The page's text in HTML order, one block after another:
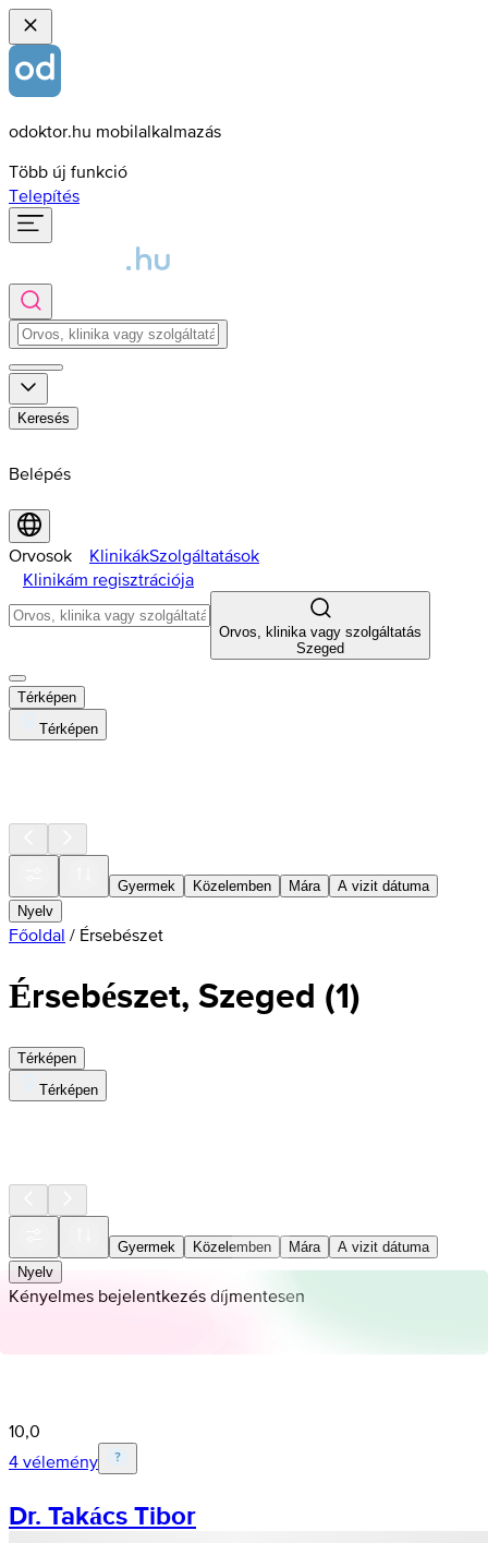
odoktor.hu mobilalkalmazás
Több új funkció
Telepítés
Keresés
Belépés
Orvosok KlinikákSzolgáltatások
Klinikám regisztrációja
Orvos, klinika vagy szolgáltatás
Szeged
Térképen
Térképen
Gyermek Közelemben Mára
A vizit dátuma
Nyelv
Főoldal / Érsebészet
Érsebészet, Szeged (1)
Térképen
Térképen
Gyermek Közelemben Mára
A vizit dátuma
Nyelv
Kényelmes bejelentkezés díjmentesen
10,0
4 vélemény
Dr. Takács Tibor